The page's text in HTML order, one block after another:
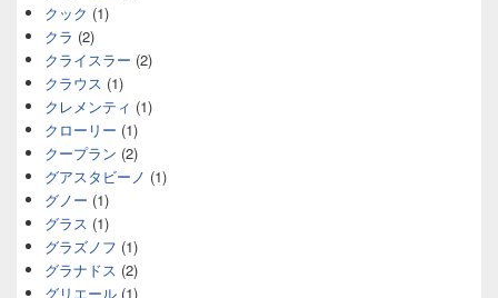
クック (1)
クラ (2)
クライスラー (2)
クラウス (1)
クレメンティ (1)
クローリー (1)
クープラン (2)
グアスタビーノ (1)
グノー (1)
グラス (1)
グラズノフ (1)
グラナドス (2)
グリエール (1)